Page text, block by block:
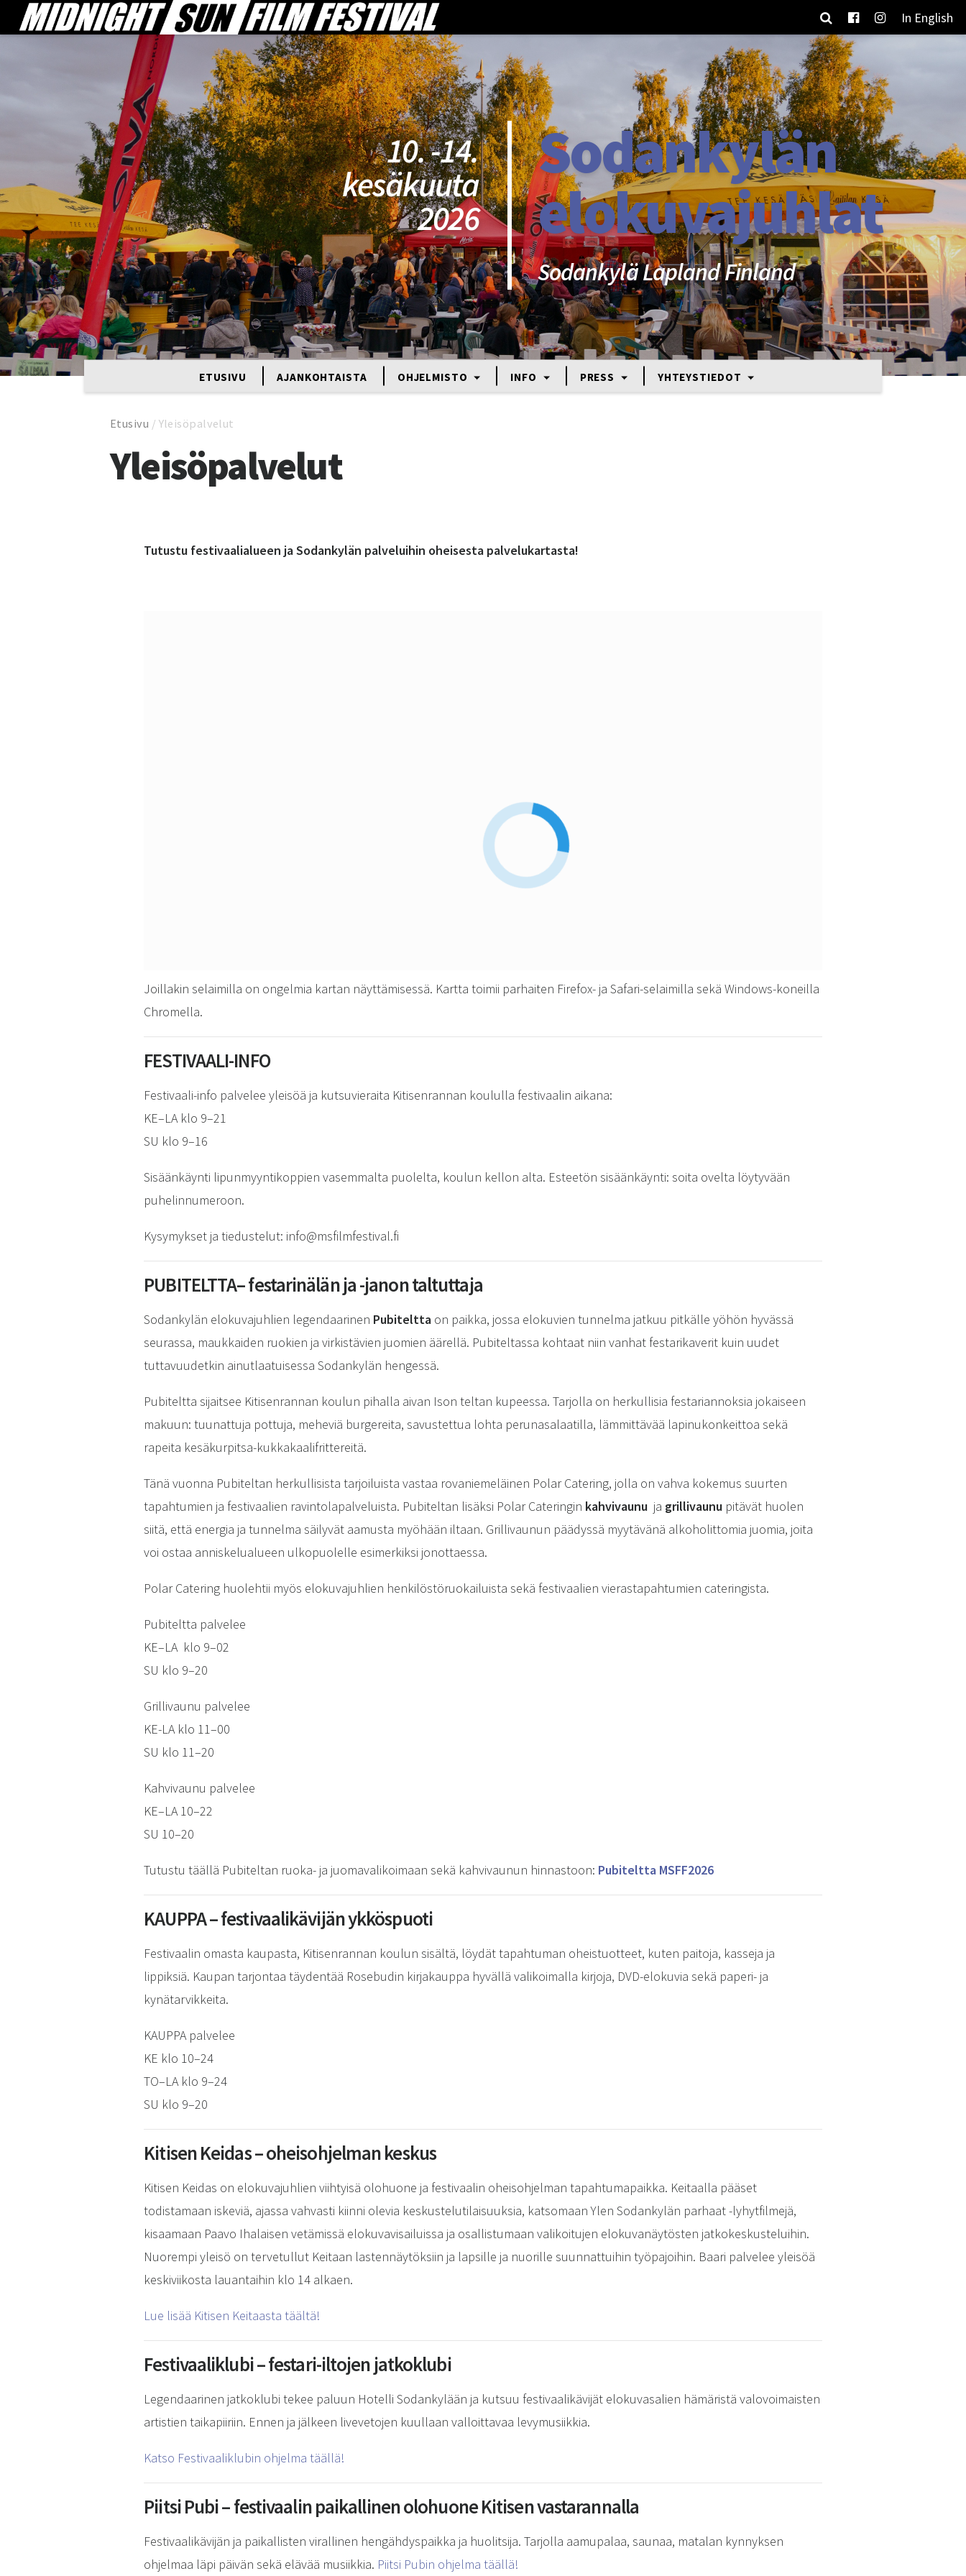
In English
10. -14.
kesäkuuta
2026
Sodankylän
elokuvajuhlat
Sodankylä Lapland Finland
ETUSIVU AJANKOHTAISTA OHJELMISTO INFO PRESS YHTEYSTIEDOT
Etusivu / Yleisöpalvelut
Yleisöpalvelut
Tutustu festivaalialueen ja Sodankylän palveluihin oheisesta palvelukartasta!
Joillakin selaimilla on ongelmia kartan näyttämisessä. Kartta toimii parhaiten Firefox- ja Safari-selaimilla sekä Windows-koneilla
Chromella.
FESTIVAALI-INFO
Festivaali-info palvelee yleisöä ja kutsuvieraita Kitisenrannan koululla festivaalin aikana:
KE–LA klo 9–21
SU klo 9–16
Sisäänkäynti lipunmyyntikoppien vasemmalta puolelta, koulun kellon alta. Esteetön sisäänkäynti: soita ovelta löytyvään
puhelinnumeroon.
Kysymykset ja tiedustelut: info@msfilmfestival.fi
PUBITELTTA– festarinälän ja -janon taltuttaja
Sodankylän elokuvajuhlien legendaarinen Pubiteltta on paikka, jossa elokuvien tunnelma jatkuu pitkälle yöhön hyvässä
seurassa, maukkaiden ruokien ja virkistävien juomien äärellä. Pubiteltassa kohtaat niin vanhat festarikaverit kuin uudet
tuttavuudetkin ainutlaatuisessa Sodankylän hengessä.
Pubiteltta sijaitsee Kitisenrannan koulun pihalla aivan Ison teltan kupeessa. Tarjolla on herkullisia festariannoksia jokaiseen
makuun: tuunattuja pottuja, meheviä burgereita, savustettua lohta perunasalaatilla, lämmittävää lapinukonkeittoa sekä
rapeita kesäkurpitsa-kukkakaalifrittereitä.
Tänä vuonna Pubiteltan herkullisista tarjoiluista vastaa rovaniemeläinen Polar Catering, jolla on vahva kokemus suurten
tapahtumien ja festivaalien ravintolapalveluista. Pubiteltan lisäksi Polar Cateringin kahvivaunu ja grillivaunu pitävät huolen
siitä, että energia ja tunnelma säilyvät aamusta myöhään iltaan. Grillivaunun päädyssä myytävänä alkoholittomia juomia, joita
voi ostaa anniskelualueen ulkopuolelle esimerkiksi jonottaessa.
Polar Catering huolehtii myös elokuvajuhlien henkilöstöruokailuista sekä festivaalien vierastapahtumien cateringista.
Pubiteltta palvelee
KE–LA klo 9–02
SU klo 9–20
Grillivaunu palvelee
KE-LA klo 11–00
SU klo 11–20
Kahvivaunu palvelee
KE–LA 10–22
SU 10–20
Tutustu täällä Pubiteltan ruoka- ja juomavalikoimaan sekä kahvivaunun hinnastoon: Pubiteltta MSFF2026
KAUPPA – festivaalikävijän ykköspuoti
Festivaalin omasta kaupasta, Kitisenrannan koulun sisältä, löydät tapahtuman oheistuotteet, kuten paitoja, kasseja ja
lippiksiä. Kaupan tarjontaa täydentää Rosebudin kirjakauppa hyvällä valikoimalla kirjoja, DVD-elokuvia sekä paperi- ja
kynätarvikkeita.
KAUPPA palvelee
KE klo 10–24
TO–LA klo 9–24
SU klo 9–20
Kitisen Keidas – oheisohjelman keskus
Kitisen Keidas on elokuvajuhlien viihtyisä olohuone ja festivaalin oheisohjelman tapahtumapaikka. Keitaalla pääset
todistamaan iskeviä, ajassa vahvasti kiinni olevia keskustelutilaisuuksia, katsomaan Ylen Sodankylän parhaat -lyhytfilmejä,
kisaamaan Paavo Ihalaisen vetämissä elokuvavisailuissa ja osallistumaan valikoitujen elokuvanäytösten jatkokeskusteluihin.
Nuorempi yleisö on tervetullut Keitaan lastennäytöksiin ja lapsille ja nuorille suunnattuihin työpajoihin. Baari palvelee yleisöä
keskiviikosta lauantaihin klo 14 alkaen.
Lue lisää Kitisen Keitaasta täältä!
Festivaaliklubi – festari-iltojen jatkoklubi
Legendaarinen jatkoklubi tekee paluun Hotelli Sodankylään ja kutsuu festivaalikävijät elokuvasalien hämäristä valovoimaisten
artistien taikapiiriin. Ennen ja jälkeen livevetojen kuullaan valloittavaa levymusiikkia.
Katso Festivaaliklubin ohjelma täällä!
Piitsi Pubi – festivaalin paikallinen olohuone Kitisen vastarannalla
Festivaalikävijän ja paikallisten virallinen hengähdyspaikka ja huolitsija. Tarjolla aamupalaa, saunaa, matalan kynnyksen
ohjelmaa läpi päivän sekä elävää musiikkia. Piitsi Pubin ohjelma täällä!